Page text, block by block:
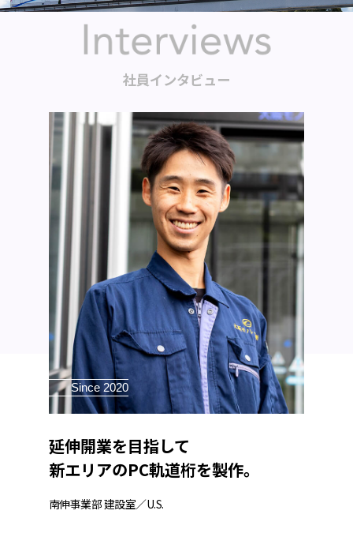
社員インタビュー
延伸開業を目指して
新エリアのPC軌道桁を製作。
南伸事業部 建設室／U.S.
Since 2020